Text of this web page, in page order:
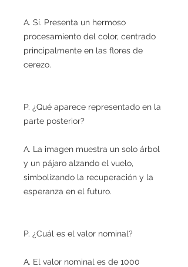
A. Sí. Presenta un hermoso
procesamiento del color, centrado
principalmente en las flores de
cerezo.
P. ¿Qué aparece representado en la
parte posterior?
A. La imagen muestra un solo árbol
y un pájaro alzando el vuelo,
simbolizando la recuperación y la
esperanza en el futuro.
P. ¿Cuál es el valor nominal?
A. El valor nominal es de 1000